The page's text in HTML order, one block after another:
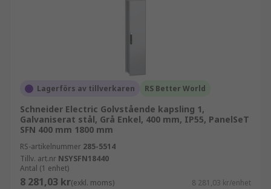
Lagerförs av tillverkaren RS Better World
Schneider Electric Golvstående kapsling 1,
Galvaniserat stål, Grå Enkel, 400 mm, IP55, PanelSeT
SFN 400 mm 1800 mm
RS-artikelnummer 285-5514
Tillv. art.nr NSYSFN18440
Antal (1 enhet)
8 281,03 kr(exkl. moms) 8 281,03 kr/enhet